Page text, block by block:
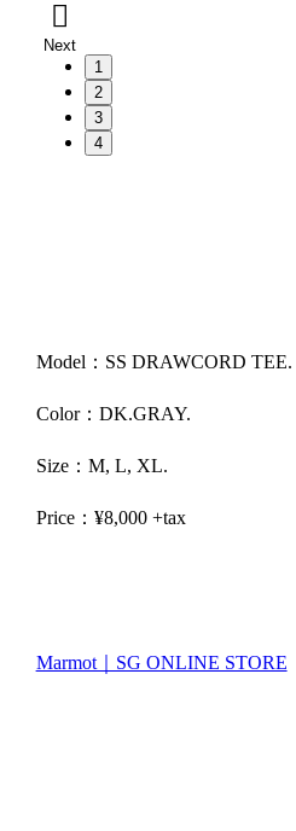
Next
1
2
3
4
Model：SS DRAWCORD TEE.
Color：DK.GRAY.
Size：M, L, XL.
Price：¥8,000 +tax
Marmot｜SG ONLINE STORE